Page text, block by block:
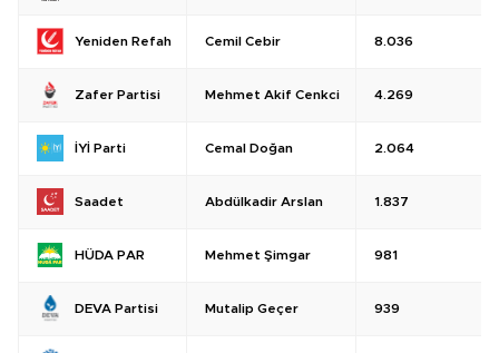
Yeniden Refah Cemil Cebir 8.036
Zafer Partisi Mehmet Akif Cenkci 4.269
İYİ Parti Cemal Doğan 2.064
Saadet Abdülkadir Arslan 1.837
HÜDA PAR Mehmet Şimgar 981
DEVA Partisi Mutalip Geçer 939